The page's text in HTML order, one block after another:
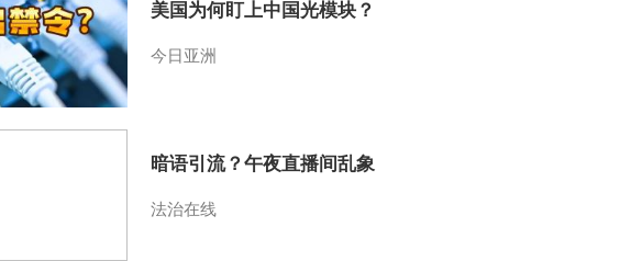
美国为何盯上中国光模块？
今日亚洲
暗语引流？午夜直播间乱象
法治在线